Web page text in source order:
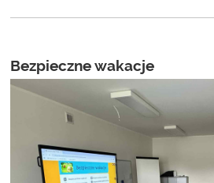
Bezpieczne wakacje